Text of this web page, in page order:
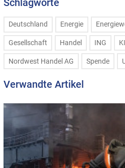
Schlagworte
Deutschland Energie
Gesellschaft Handel ING KI
Nordwest Handel AG Spende
Verwandte Artikel